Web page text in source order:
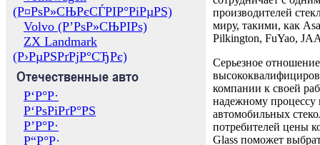
(Р¤РѕР»СЊРєСЃРІР°РіРµРЅ)
Volvo (Р’РѕР»СЊРІРѕ)
ZX Landmark
(Р›РµРЅРґРјР°СЂРє)
Отечественные авто
Р‘Р°Р·
Р‘РѕРіРґР°РЅ
Р’Р°Р·
Р“Р°Р·
производителей
миру, такими, как
Pilkington, FuYao,
Серьезное отношение
компании к своей
надежному процессу
автомобильных
потребителей цены
Glass поможет